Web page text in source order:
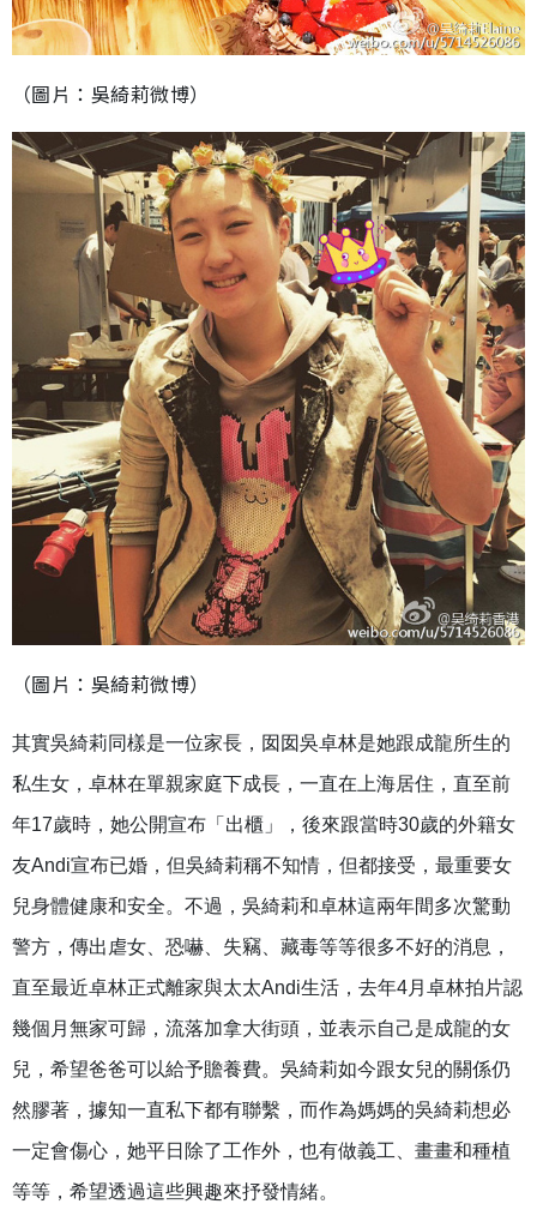
（圖片：吳綺莉微博）
（圖片：吳綺莉微博）
其實吳綺莉同樣是一位家長，囡囡吳卓林是她跟成龍所生的
私生女，卓林在單親家庭下成長，一直在上海居住，直至前
年17歲時，她公開宣布「出櫃」，後來跟當時30歲的外籍女
友Andi宣布已婚，但吳綺莉稱不知情，但都接受，最重要女
兒身體健康和安全。不過，吳綺莉和卓林這兩年間多次驚動
警方，傳出虐女、恐嚇、失竊、藏毒等等很多不好的消息，
直至最近卓林正式離家與太太Andi生活，去年4月卓林拍片認
幾個月無家可歸，流落加拿大街頭，並表示自己是成龍的女
兒，希望爸爸可以給予贍養費。吳綺莉如今跟女兒的關係仍
然膠著，據知一直私下都有聯繫，而作為媽媽的吳綺莉想必
一定會傷心，她平日除了工作外，也有做義工、畫畫和種植
等等，希望透過這些興趣來抒發情緒。